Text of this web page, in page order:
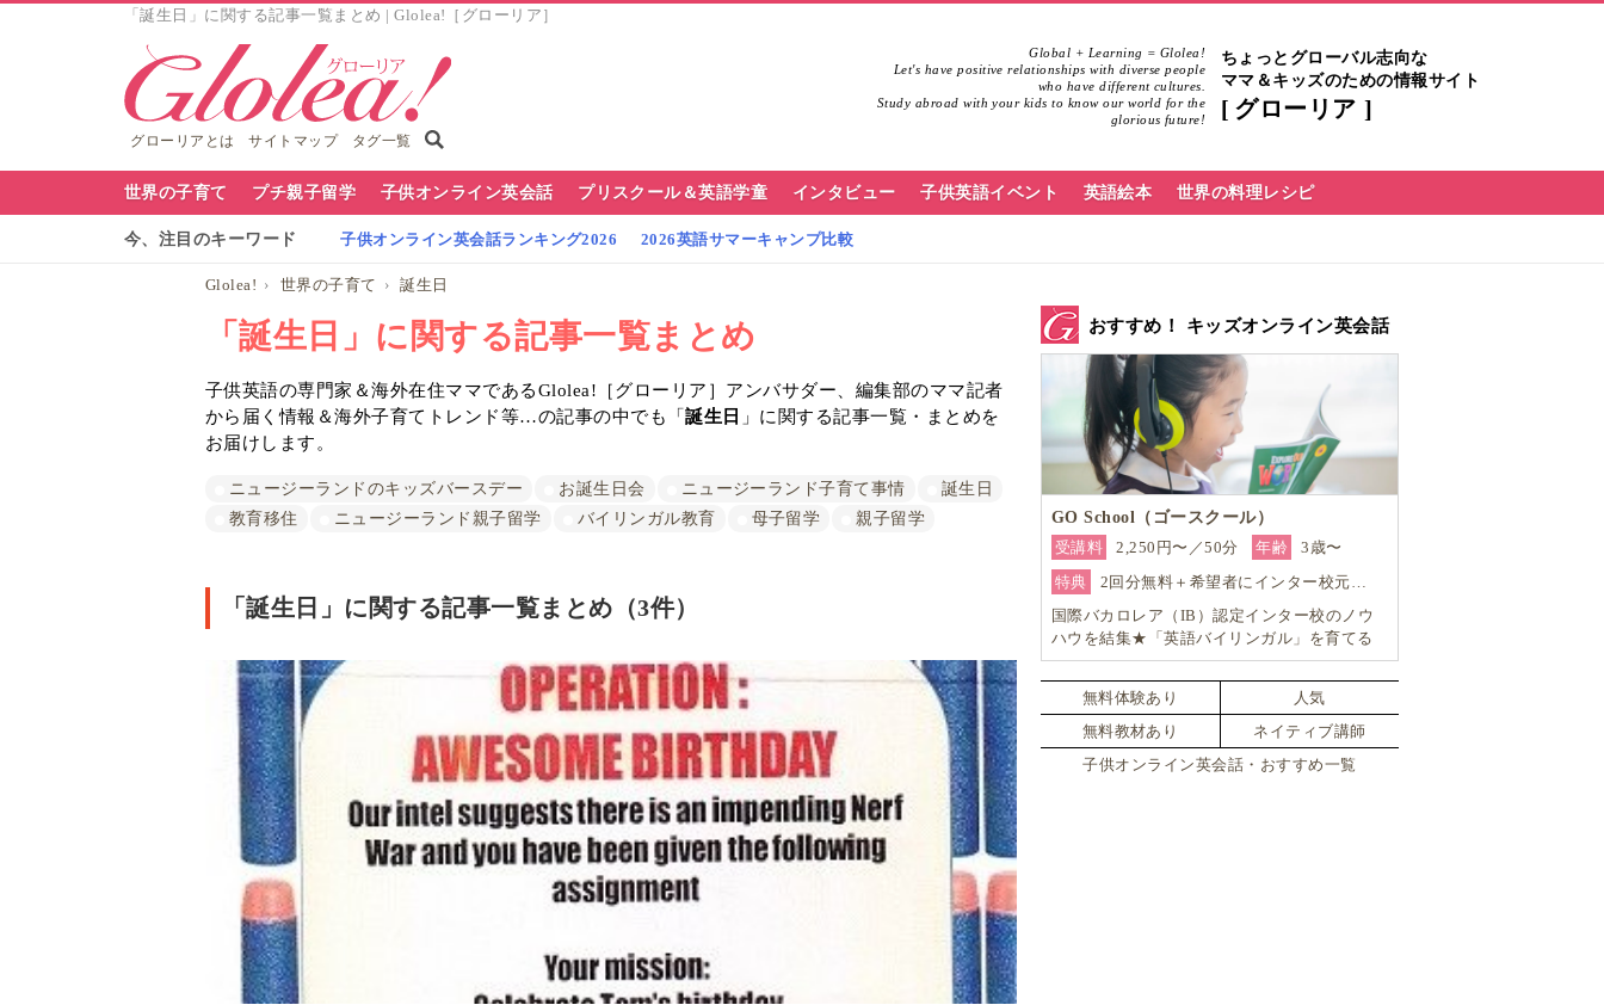
「誕生日」に関する記事一覧まとめ | Glolea!［グローリア］
グローリアとは サイトマップ タグ一覧
Global + Learning = Glolea!
Let's have positive relationships with diverse people
who have different cultures.
Study abroad with your kids to know our world for the
glorious future!
ちょっとグローバル志向な
ママ＆キッズのための情報サイト
グローリア
世界の子育て プチ親子留学 子供オンライン英会話 プリスクール＆英語学童 インタビュー 子供英語イベント 英語絵本 世界の料理レシピ
今、注目のキーワード 子供オンライン英会話ランキング2026 2026英語サマーキャンプ比較
Glolea! 世界の子育て 誕生日
「誕生日」に関する記事一覧まとめ
子供英語の専門家＆海外在住ママであるGlolea!［グローリア］アンバサダー、編集部のママ記者
から届く情報＆海外子育てトレンド等…の記事の中でも「誕生日 」に関する記事一覧・まとめを
お届けします。
ニュージーランドのキッズバースデー お誕生日会 ニュージーランド子育て事情
誕生日
教育移住
ニュージーランド親子留学 バイリンガル教育 母子留学 親子留学
「誕生日」に関する記事一覧まとめ（3件）
おすすめ！ キッズオンライン英会話
GO School（ゴースクール）
受講料
2,250円〜／50分 年齢
3歳〜
特典
2回分無料＋希望者にインター校元…
国際バカロレア（IB）認定インター校のノウ
ハウを結集★「英語バイリンガル」を育てる
オンライン・スクール「GO School（ゴースク
ール）」
無料体験あり
人気
無料教材あり
ネイティブ講師
子供オンライン英会話・おすすめ一覧